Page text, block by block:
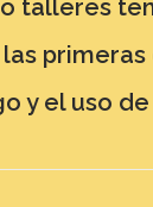
talleres
y el uso